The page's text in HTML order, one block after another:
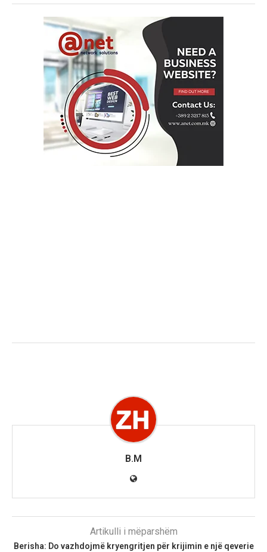
B.M
Artikulli i mëparshëm
Berisha: Do vazhdojmë kryengritjen për krijimin e një qeverie